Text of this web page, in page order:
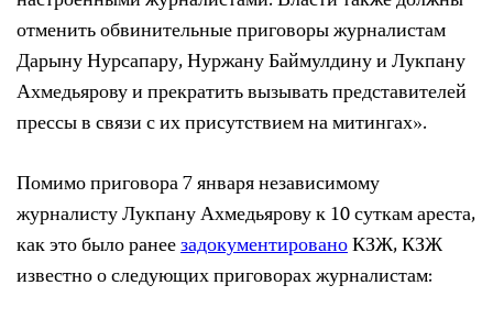
отменить обвинительные приговоры журналистам
Дарыну Нурсапару, Нуржану Баймулдину и Лукпану
Ахмедьярову и прекратить вызывать представителей
прессы в связи с их присутствием на митингах».
Помимо приговора 7 января независимому
журналисту Лукпану Ахмедьярову к 10 суткам ареста,
как это было ранеезадокументированоКЗЖ, КЗЖ
известно о следующих приговорах журналистам: